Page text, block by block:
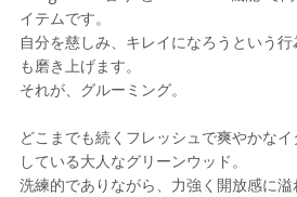
イテムです。
自分を慈しみ、キレイになろうという
も磨き上げます。
それが、グルーミング。
どこまでも続くフレッシュで爽やかな
している大人なグリーンウッド。
洗練的でありながら、力強く開放感に